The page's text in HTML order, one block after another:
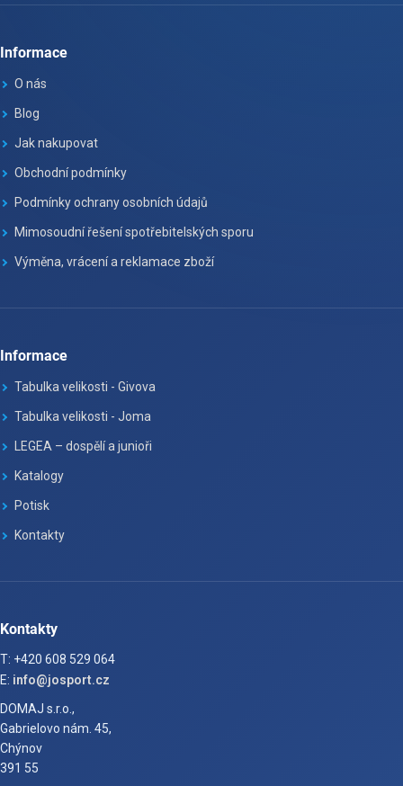
Informace
O nás
Blog
Jak nakupovat
Obchodní podmínky
Podmínky ochrany osobních údajů
Mimosoudní řešení spotřebitelských sporu
Výměna, vrácení a reklamace zboží
Informace
Tabulka velikosti - Givova
Tabulka velikosti - Joma
LEGEA – dospělí a junioři
Katalogy
Potisk
Kontakty
Kontakty
T: +420 608 529 064
E: info@josport.cz
DOMAJ s.r.o.,
Gabrielovo nám. 45,
Chýnov
391 55